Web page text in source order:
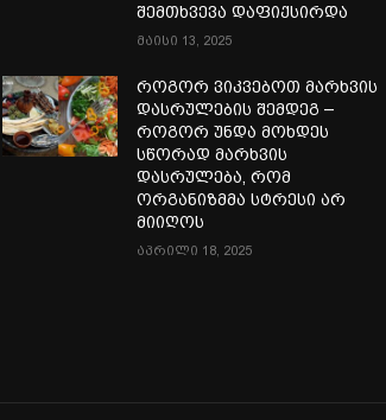
შემთხვევა დაფიქსირდა
მაისი 13, 2025
როგორ ვიკვებოთ მარხვის
დასრულების შემდეგ –
როგორ უნდა მოხდეს
სწორად მარხვის
დასრულება, რომ
ორგანიზმმა სტრესი არ
მიიღოს
აპრილი 18, 2025